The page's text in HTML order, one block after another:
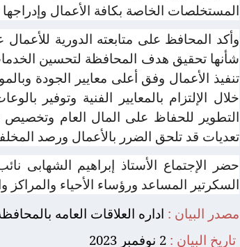
المستخلصات الخاصة بكافة الأعمال
وأكد المحافظ على متابعته الدورية
شأنها تحقيق هدف المحافظة لتحسين
تنفيذ الأعمال وفق أعلى معايير الجودة
خلال الإلتزام بالمعايير الفنية وتوفير
التطوير للحفاظ على المال العام
تعديات قد تلحق الضرر بالأعمال ورصد
حضر الإجتماع الأستاذ إبراهيم الشهابى
السكرتير المساعد ورؤساء الأحياء والمراكز
مصدر البيان : اداره العلاقات العامه
تاريخ البيان :